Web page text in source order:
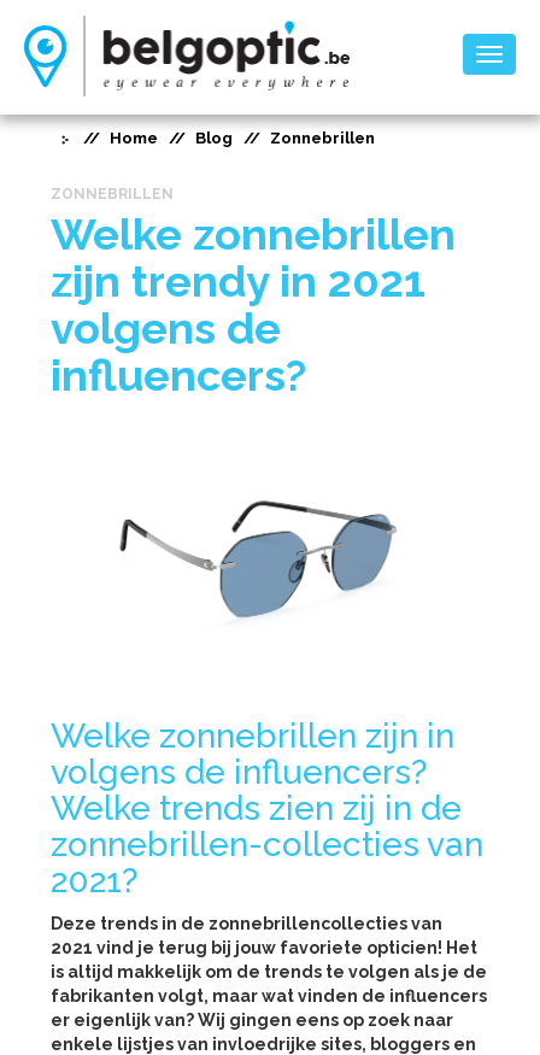
Home Blog Zonnebrillen
ZONNEBRILLEN
Welke zonnebrillen
zijn trendy in 2021
volgens de
influencers?
Welke zonnebrillen zijn in
volgens de influencers?
Welke trends zien zij in de
zonnebrillen-collecties van
2021?
Deze trends in de zonnebrillencollecties van
2021 vind je terug bij jouw favoriete opticien! Het
is altijd makkelijk om de trends te volgen als je de
fabrikanten volgt, maar wat vinden de influencers
er eigenlijk van? Wij gingen eens op zoek naar
enkele lijstjes van invloedrijke sites, bloggers en